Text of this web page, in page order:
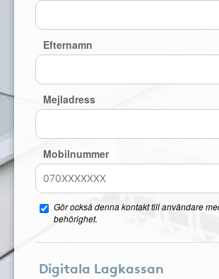
Efternamn
Mejladress
Mobilnummer
Gör också denna kontakt till användare
behörighet.
Digitala Lagkassan